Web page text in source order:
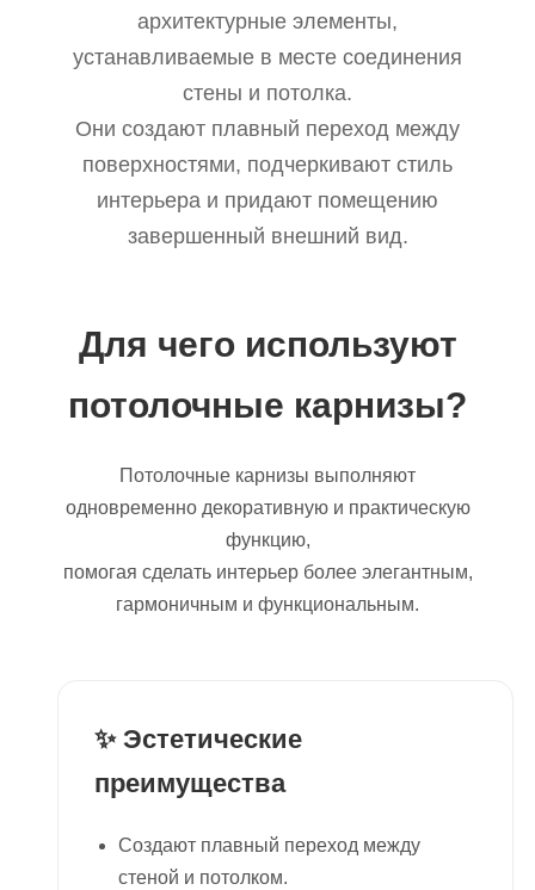
архитектурные элементы,
устанавливаемые в месте соединения
стены и потолка.
Они создают плавный переход между
поверхностями, подчеркивают стиль
интерьера и придают помещению
завершенный внешний вид.
Для чего используют
потолочные карнизы?
Потолочные карнизы выполняют
одновременно декоративную и практическую
функцию,
помогая сделать интерьер более элегантным,
гармоничным и функциональным.
✨ Эстетические
преимущества
Создают плавный переход между
стеной и потолком.